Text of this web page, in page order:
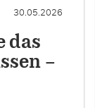
30.05.2026
das
–